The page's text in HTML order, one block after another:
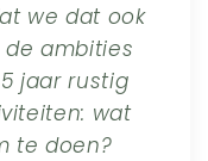
we dat ook
ambities
jaar rustig
wat
te doen?